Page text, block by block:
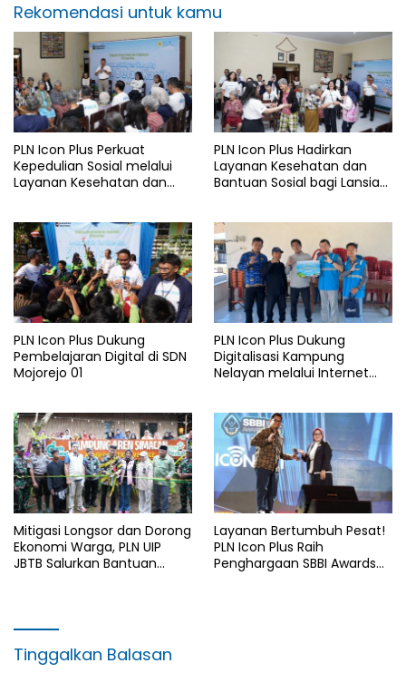
Rekomendasi untuk kamu
PLN Icon Plus Perkuat
Kepedulian Sosial melalui
Layanan Kesehatan dan
PLN Icon Plus Hadirkan
Layanan Kesehatan dan
Bantuan Sosial bagi Lansia
PLN Icon Plus Dukung
Pembelajaran Digital di SDN
Mojorejo 01
PLN Icon Plus Dukung
Digitalisasi Kampung
Nelayan melalui Internet
Mitigasi Longsor dan Dorong
Ekonomi Warga, PLN UIP
JBTB Salurkan Bantuan
Layanan Bertumbuh Pesat!
PLN Icon Plus Raih
Penghargaan SBBI Awards
Tinggalkan Balasan